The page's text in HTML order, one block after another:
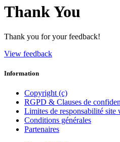
Thank You
Thank you for your feedback!
View feedback
Information
Copyright (c)
RGPD & Clauses de
Limites de responsabilité site
Conditions générales
Partenaires